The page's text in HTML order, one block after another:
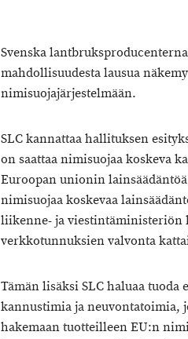
Svenska
mahdollisuudesta lausua
nimisuojajärjestelmään.
SLC kannattaa hallituksen
on saattaa nimisuojaa koskeva
Euroopan unionin
nimisuojaa koskevaa
liikenne- ja viestintäministeriön
verkkotunnuksien valvonta
Tämän lisäksi SLC haluaa
kannustimia ja neuvontatoimia,
hakemaan tuotteilleen EU:n